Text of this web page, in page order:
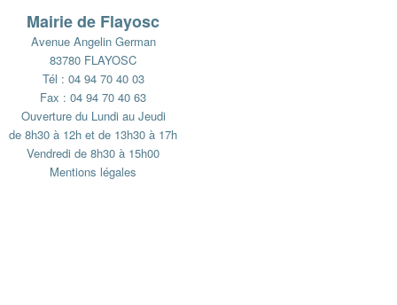
Mairie de Flayosc
Avenue Angelin German
83780 FLAYOSC
Tél : 04 94 70 40 03
Fax : 04 94 70 40 63
Ouverture du Lundi au Jeudi
de 8h30 à 12h et de 13h30 à 17h
Vendredi de 8h30 à 15h00
Mentions légales